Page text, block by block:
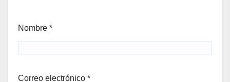
Nombre *
Correo electrónico *